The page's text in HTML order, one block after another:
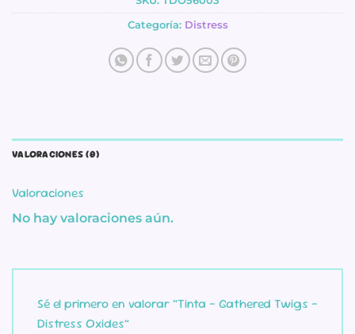
Categoría: Distress
VALORACIONES (0)
Valoraciones
No hay valoraciones aún.
Sé el primero en valorar “Tinta – Gathered Twigs –
Distress Oxides”